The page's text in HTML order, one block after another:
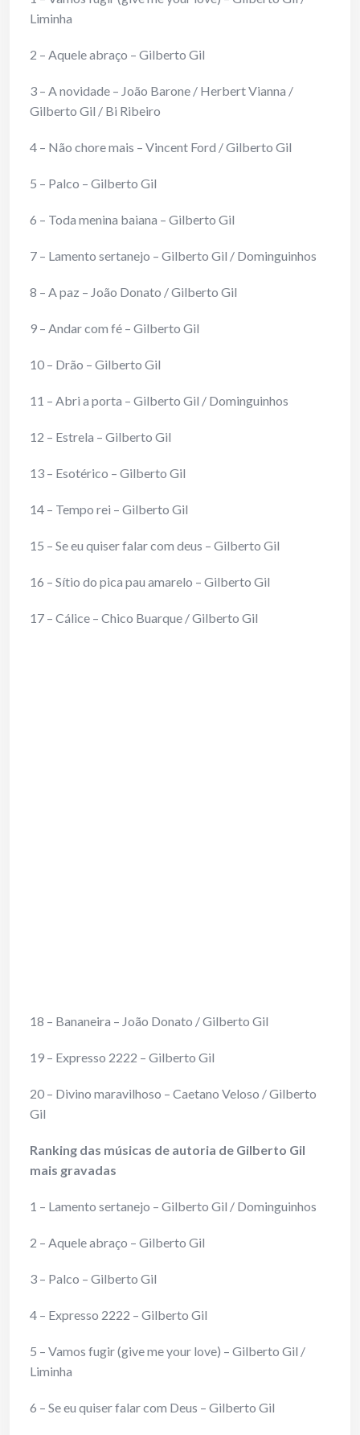
Liminha
2 – Aquele abraço – Gilberto Gil
3 – A novidade – João Barone / Herbert Vianna /
Gilberto Gil / Bi Ribeiro
4 – Não chore mais – Vincent Ford / Gilberto Gil
5 – Palco – Gilberto Gil
6 – Toda menina baiana – Gilberto Gil
7 – Lamento sertanejo – Gilberto Gil / Dominguinhos
8 – A paz – João Donato / Gilberto Gil
9 – Andar com fé – Gilberto Gil
10 – Drão – Gilberto Gil
11 – Abri a porta – Gilberto Gil / Dominguinhos
12 – Estrela – Gilberto Gil
13 – Esotérico – Gilberto Gil
14 – Tempo rei – Gilberto Gil
15 – Se eu quiser falar com deus – Gilberto Gil
16 – Sítio do pica pau amarelo – Gilberto Gil
17 – Cálice – Chico Buarque / Gilberto Gil
18 – Bananeira – João Donato / Gilberto Gil
19 – Expresso 2222 – Gilberto Gil
20 – Divino maravilhoso – Caetano Veloso / Gilberto
Gil
Ranking das músicas de autoria de Gilberto Gil
mais gravadas
1 – Lamento sertanejo – Gilberto Gil / Dominguinhos
2 – Aquele abraço – Gilberto Gil
3 – Palco – Gilberto Gil
4 – Expresso 2222 – Gilberto Gil
5 – Vamos fugir (give me your love) – Gilberto Gil /
Liminha
6 – Se eu quiser falar com Deus – Gilberto Gil